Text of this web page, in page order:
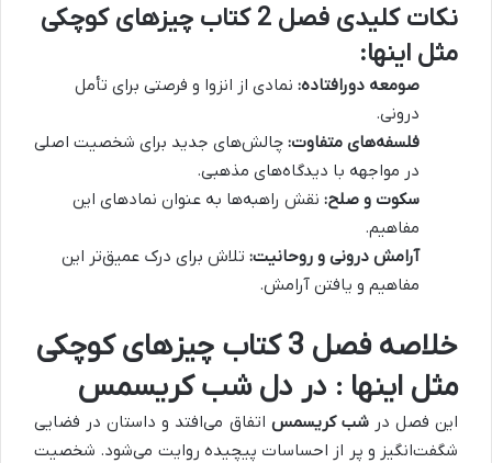
نکات کلیدی فصل 2 کتاب چیزهای کوچکی
مثل اینها:
صومعه دورافتاده: نمادی از انزوا و فرصتی برای تأمل
درونی.
فلسفه‌های متفاوت: چالش‌های جدید برای شخصیت اصلی
در مواجهه با دیدگاه‌های مذهبی.
سکوت و صلح: نقش راهبه‌ها به عنوان نمادهای این
مفاهیم.
آرامش درونی و روحانیت: تلاش برای درک عمیق‌تر این
مفاهیم و یافتن آرامش.
خلاصه فصل 3 کتاب چیزهای کوچکی
مثل اینها : در دل شب کریسمس
این فصل درشب کریسمس اتفاق می‌افتد و داستان در فضایی
شگفت‌انگیز و پر از احساسات پیچیده روایت می‌شود. شخصیت